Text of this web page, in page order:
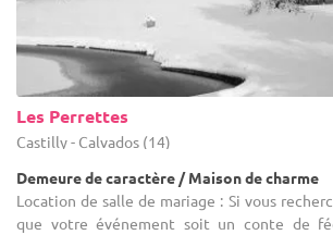
Les Perrettes
Castilly - Calvados (14)
Demeure de caractère / Maison de charme
Location de salle de mariage : Si vous
que votre événement soit un conte de